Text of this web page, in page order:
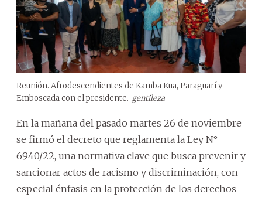
Reunión. Afrodescendientes de Kamba Kua, Paraguarí y
Emboscada con el presidente. gentileza
En la mañana del pasado martes 26 de noviembre
se firmó el decreto que reglamenta la Ley N°
6940/22, una normativa clave que busca prevenir y
sancionar actos de racismo y discriminación, con
especial énfasis en la protección de los derechos